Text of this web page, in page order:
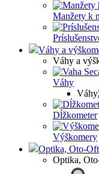
Manžety k
Váhy a
Váhy a
Váhy
Váhy
Dĺžkometer
Výškomery
Optika, Oto-
Optika,